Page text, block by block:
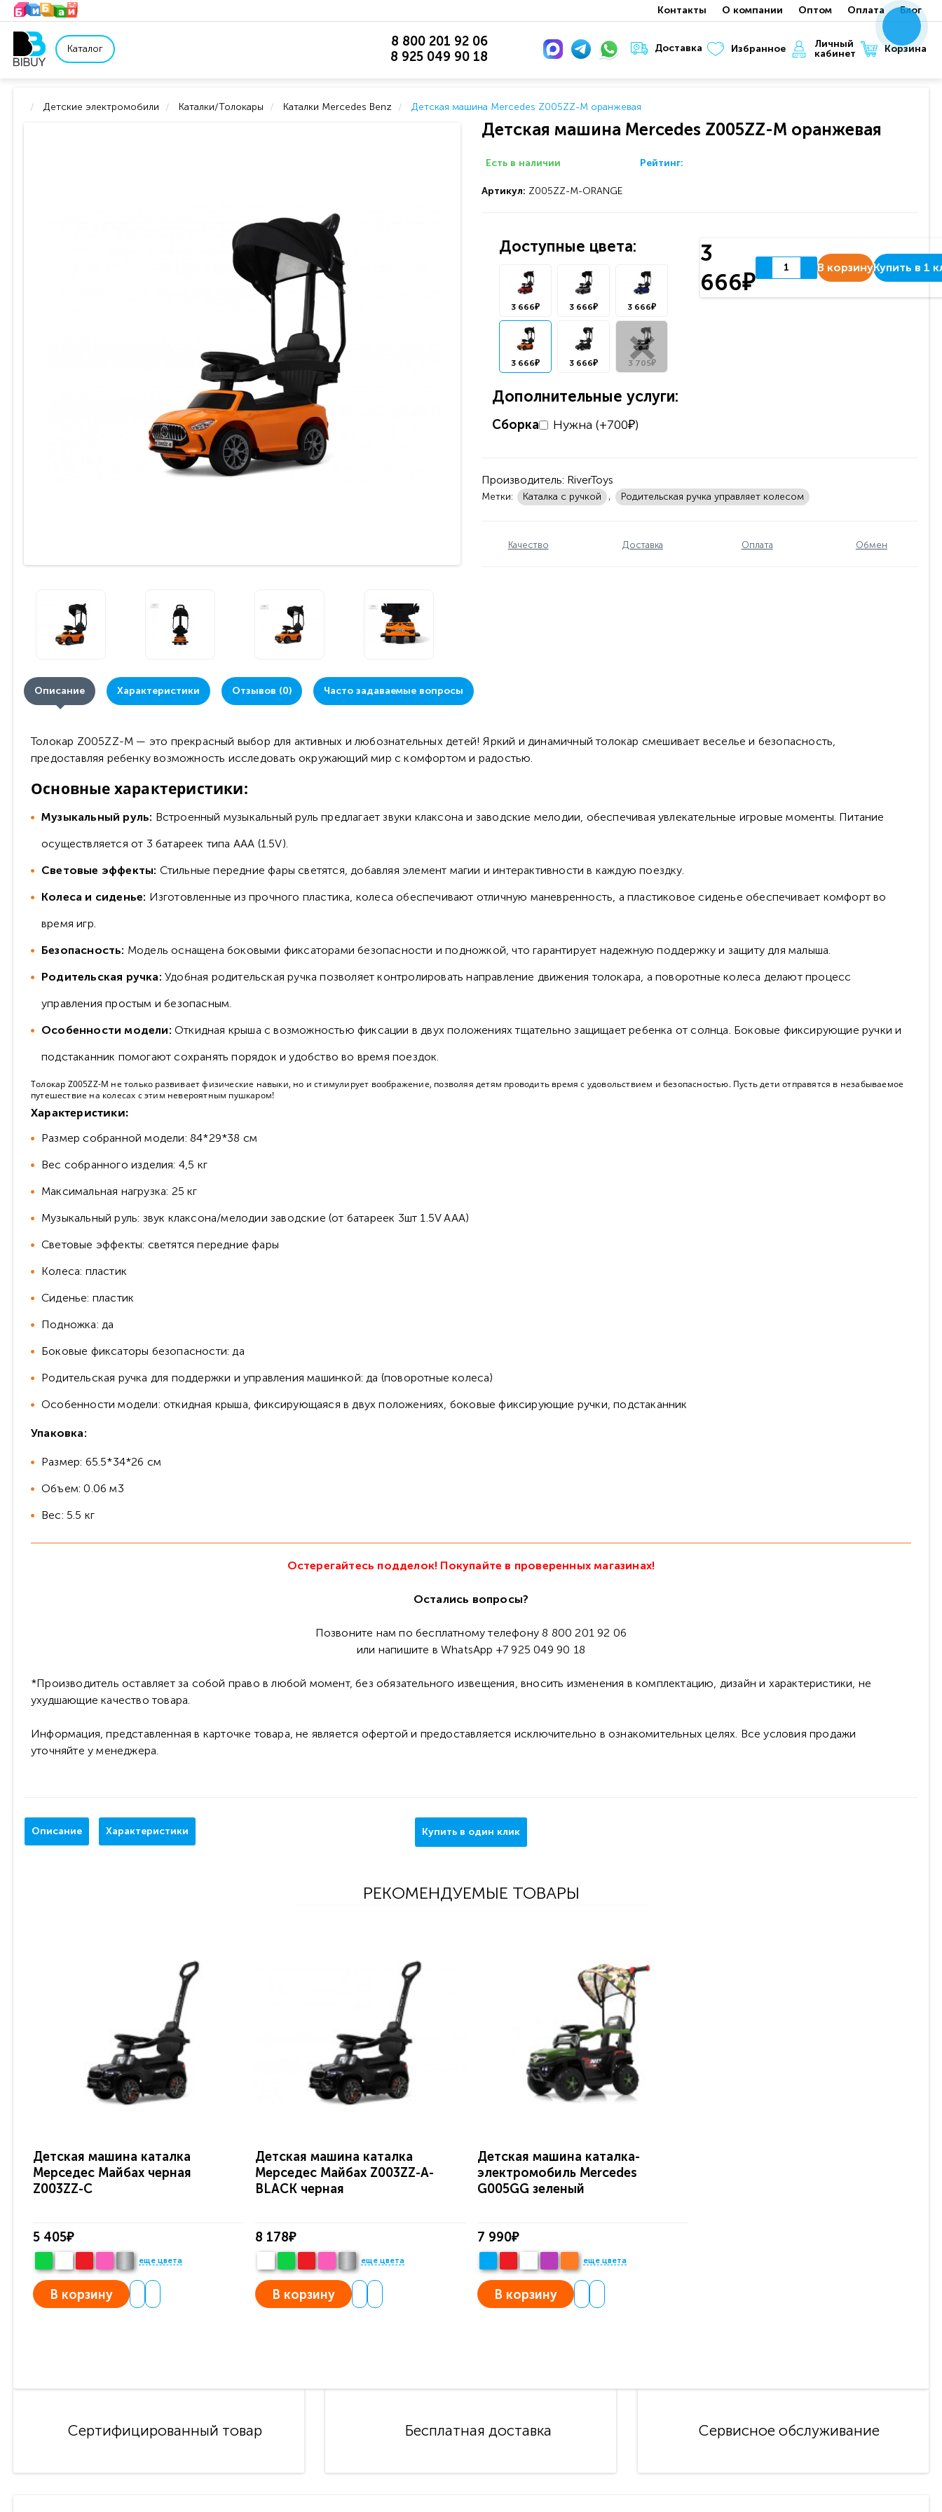
Контакты О компании Оптом Оплата Блог
Каталог
8 800 201 92 06
8 925 049 90 18
Доставка Избранное
Личный
кабинет
Корзина
Детские электромобили Каталки/Толокары Каталки Mercedes Benz Детская машина Mercedes Z005ZZ-M оранжевая
Детская машина Mercedes Z005ZZ-M оранжевая
Есть в наличии Рейтинг:
Артикул: Z005ZZ-M-ORANGE
Доступные цвета:
3 666₽ 3 666₽ 3 666₽
3 666₽ 3 666₽ 3 705₽
Дополнительные услуги:
Сборка Нужна (+700₽)
3
666₽
В корзинуКупить в 1
Производитель: RiverToys
Метки: Каталка с ручкой , Родительская ручка управляет колесом
Качество Доставка Оплата Обмен
Описание Характеристики Отзывов (0) Часто задаваемые вопросы
Толокар Z005ZZ-M — это прекрасный выбор для активных и любознательных детей! Яркий и динамичный толокар смешивает веселье и безопасность,
предоставляя ребенку возможность исследовать окружающий мир с комфортом и радостью.
Основные характеристики:
Музыкальный руль: Встроенный музыкальный руль предлагает звуки клаксона и заводские мелодии, обеспечивая увлекательные игровые моменты. Питание
осуществляется от 3 батареек типа AAA (1.5V).
Световые эффекты: Стильные передние фары светятся, добавляя элемент магии и интерактивности в каждую поездку.
Колеса и сиденье: Изготовленные из прочного пластика, колеса обеспечивают отличную маневренность, а пластиковое сиденье обеспечивает комфорт во
время игр.
Безопасность: Модель оснащена боковыми фиксаторами безопасности и подножкой, что гарантирует надежную поддержку и защиту для малыша.
Родительская ручка: Удобная родительская ручка позволяет контролировать направление движения толокара, а поворотные колеса делают процесс
управления простым и безопасным.
Особенности модели: Откидная крыша с возможностью фиксации в двух положениях тщательно защищает ребенка от солнца. Боковые фиксирующие ручки и
подстаканник помогают сохранять порядок и удобство во время поездок.
Толокар Z005ZZ-M не только развивает физические навыки, но и стимулирует воображение, позволяя детям проводить время с удовольствием и безопасностью. Пусть дети отправятся в незабываемое
путешествие на колесах с этим невероятным пушкаром!
Характеристики:
Размер собранной модели: 84*29*38 см
Вес собранного изделия: 4,5 кг
Максимальная нагрузка: 25 кг
Музыкальный руль: звук клаксона/мелодии заводские (от батареек 3шт 1.5V AAA)
Световые эффекты: светятся передние фары
Колеса: пластик
Сиденье: пластик
Подножка: да
Боковые фиксаторы безопасности: да
Родительская ручка для поддержки и управления машинкой: да (поворотные колеса)
Особенности модели: откидная крыша, фиксирующаяся в двух положениях, боковые фиксирующие ручки, подстаканник
Упаковка:
Размер: 65.5*34*26 см
Объем: 0.06 м3
Вес: 5.5 кг
Остерегайтесь подделок! Покупайте в проверенных магазинах!
Остались вопросы?
Позвоните нам по бесплатному телефону 8 800 201 92 06
или напишите в WhatsApp +7 925 049 90 18
*Производитель оставляет за собой право в любой момент, без обязательного извещения, вносить изменения в комплектацию, дизайн и характеристики, не
ухудшающие качество товара.
Информация, представленная в карточке товара, не является офертой и предоставляется исключительно в ознакомительных целях. Все условия продажи
уточняйте у менеджера.
Описание Характеристики Купить в один клик
РЕКОМЕНДУЕМЫЕ ТОВАРЫ
Детская машина каталка
Мерседес Майбах черная
Z003ZZ-C
5 405₽
еще цвета
В корзину
Детская машина каталка
Мерседес Майбах Z003ZZ-A-
BLACK черная
8 178₽
еще цвета
В корзину
Детская машина каталка-
электромобиль Mercedes
G005GG зеленый
7 990₽
еще цвета
В корзину
Сертифицированный товар Бесплатная доставка Сервисное обслуживание
xxx